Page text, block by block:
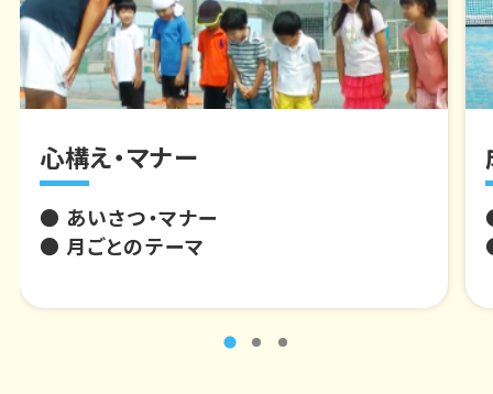
心構え・マナー
● あいさつ・マナー
● 月ごとのテーマ